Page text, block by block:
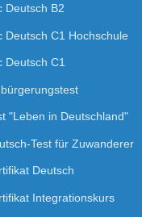
Deutsch B2
Deutsch C1 Hochschule
Deutsch C1
"Leben in Deutschland"
Test für Zuwanderer
Deutsch
Integrationskurs